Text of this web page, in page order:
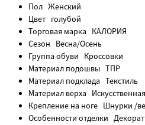
Пол Женский
Цвет голубой
Торговая марка КАЛОРИЯ
Сезон Весна/Осень
Группа обуви Кроссовки
Материал подошвы ТПР
Материал подклада Текстиль
Материал верха
Крепление на ноге Шнурки /
Особенности отделки